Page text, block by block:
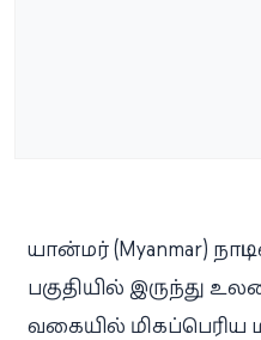
யான்மர் (Myanmar)
பகுதியில் இருந்து
வகையில்